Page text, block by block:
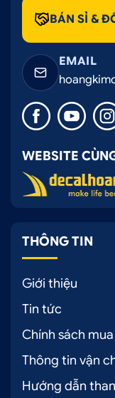
Bảo vệ lớp
tróc từ các
Thời gian
nhanh trong
Giá rẻ so với
Ngoài ra,
Cerato
đi khuyết
Dán đổi
hở mép
BÁN SỈ &
EMAIL
WEBSITE
THÔNG TIN
Giới thiệu
Tin tức
Chính sách
Thông tin vận
Hướng dẫn